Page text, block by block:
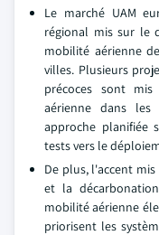
Le marché UAM
régional mis sur le
mobilité aérienne
villes. Plusieurs
précoces sont
aérienne dans
approche planifiée
tests vers le
De plus, l'accent
et la
mobilité aérienne
priorisent les